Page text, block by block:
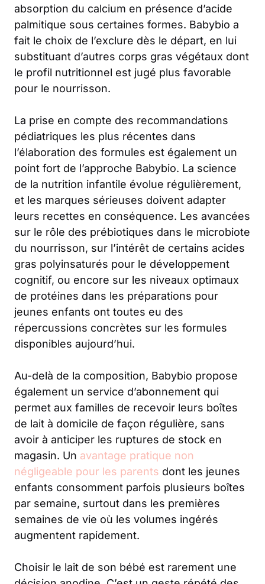
absorption du calcium en présence d’acide
palmitique sous certaines formes. Babybio a
fait le choix de l’exclure dès le départ, en lui
substituant d’autres corps gras végétaux dont
le profil nutritionnel est jugé plus favorable
pour le nourrisson.
La prise en compte des recommandations
pédiatriques les plus récentes dans
l’élaboration des formules est également un
point fort de l’approche Babybio. La science
de la nutrition infantile évolue régulièrement,
et les marques sérieuses doivent adapter
leurs recettes en conséquence. Les avancées
sur le rôle des prébiotiques dans le microbiote
du nourrisson, sur l’intérêt de certains acides
gras polyinsaturés pour le développement
cognitif, ou encore sur les niveaux optimaux
de protéines dans les préparations pour
jeunes enfants ont toutes eu des
répercussions concrètes sur les formules
disponibles aujourd’hui.
Au-delà de la composition, Babybio propose
également un service d’abonnement qui
permet aux familles de recevoir leurs boîtes
de lait à domicile de façon régulière, sans
avoir à anticiper les ruptures de stock en
magasin. Un avantage pratique non
négligeable pour les parents dont les jeunes
enfants consomment parfois plusieurs boîtes
par semaine, surtout dans les premières
semaines de vie où les volumes ingérés
augmentent rapidement.
Choisir le lait de son bébé est rarement une